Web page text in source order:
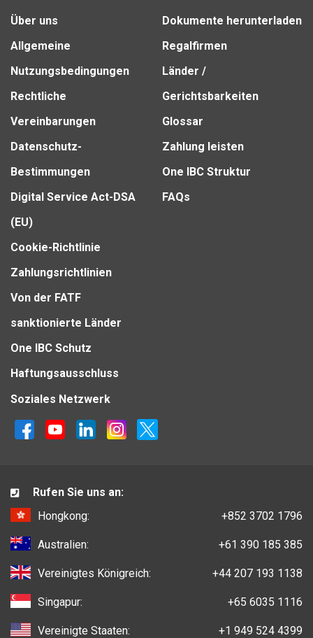
Über uns
Allgemeine
Nutzungsbedingungen
Rechtliche
Vereinbarungen
Datenschutz-
Bestimmungen
Digital Service Act-DSA
(EU)
Cookie-Richtlinie
Zahlungsrichtlinien
Von der FATF
sanktionierte Länder
One IBC Schutz
Haftungsausschluss
Dokumente herunterladen
Regalfirmen
Länder /
Gerichtsbarkeiten
Glossar
Zahlung leisten
One IBC Struktur
FAQs
Soziales Netzwerk
Rufen Sie uns an:
Hongkong:
+852 3702 1796
Australien: +61 390 185 385
Vereinigtes Königreich: +44 207 193 1138
Singapur: +65 6035 1116
Vereinigte Staaten: +1 949 524 4399